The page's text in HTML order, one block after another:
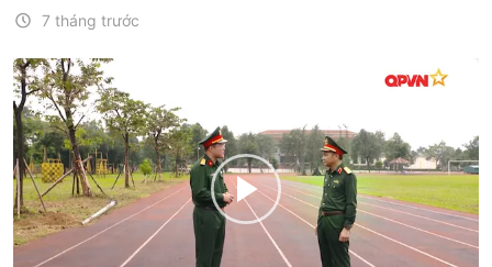
7 tháng trước